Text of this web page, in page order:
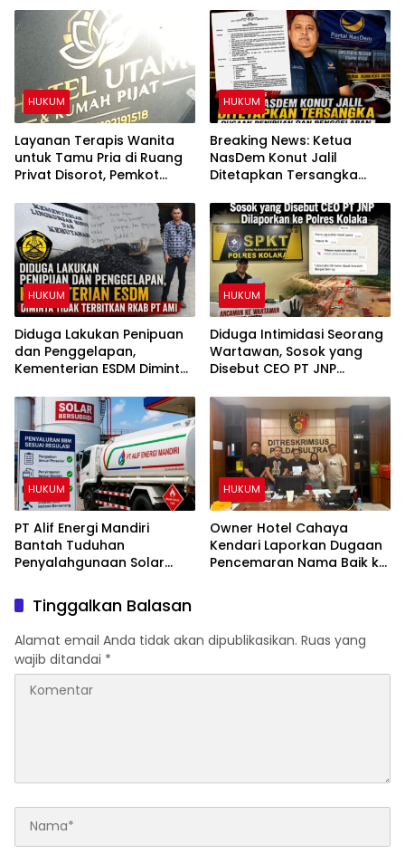
HUKUM
Layanan Terapis Wanita
untuk Tamu Pria di Ruang
Privat Disorot, Pemkot
Perizinan Rumah Pijat Utami
HUKUM
Breaking News: Ketua
NasDem Konut Jalil
Ditetapkan Tersangka
Penggelapan
HUKUM
Diduga Lakukan Penipuan
dan Penggelapan,
Kementerian ESDM Diminta
AMI
HUKUM
Diduga Intimidasi Seorang
Wartawan, Sosok yang
Disebut CEO PT JNP
Kolaka
HUKUM
PT Alif Energi Mandiri
Bantah Tuduhan
Penyalahgunaan Solar
Operasional Sesuai
Regulasi
HUKUM
Owner Hotel Cahaya
Kendari Laporkan Dugaan
Pencemaran Nama Baik ke
Tinggalkan Balasan
Alamat email Anda tidak akan dipublikasikan. Ruas yang
wajib ditandai *